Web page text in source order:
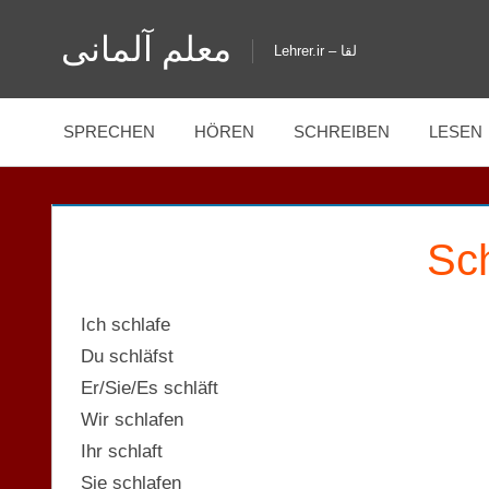
معلم آلمانی Lehrer.ir – لقا
SPRECHEN HÖREN SCHREIBEN LESEN
Ich schlafe
Du schläfst
Er/Sie/Es schläft
Wir schlafen
Ihr schlaft
Sie schlafen